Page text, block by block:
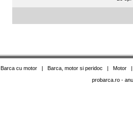
Barca cu motor| Barca, motor si peridoc | Motor
probarca.ro-